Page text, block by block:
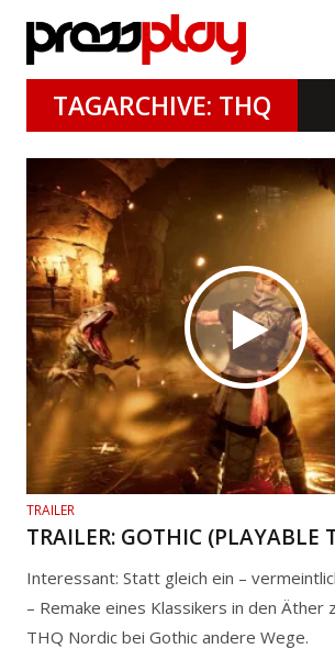
TAGARCHIVE: THQ
TRAILER
TRAILER: GOTHIC (PLAYABLE
Interessant: Statt gleich ein –
– Remake eines Klassikers in den Äther
THQ Nordic bei Gothic andere Wege.